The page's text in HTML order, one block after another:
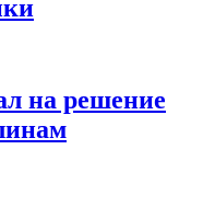
на решение